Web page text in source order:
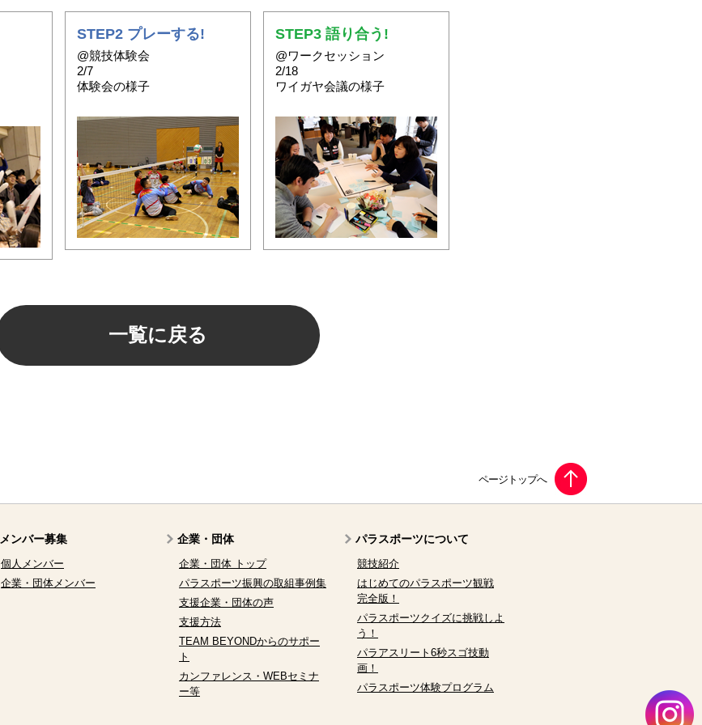
STEP2 プレーする!
@競技体験会
2/7
体験会の様子
STEP3 語り合う!
@ワークセッション
2/18
ワイガヤ会議の様子
一覧に戻る
メンバー募集
個人メンバー
企業・団体メンバー
企業・団体
企業・団体 トップ
パラスポーツ振興の取組事例集
支援企業・団体の声
支援方法
TEAM BEYONDからのサポー
ト
カンファレンス・WEBセミナ
ー等
パラスポーツについて
競技紹介
はじめてのパラスポーツ観戦
完全版！
パラスポーツクイズに挑戦しよ
う！
パラアスリート6秒スゴ技動
画！
パラスポーツ体験プログラム